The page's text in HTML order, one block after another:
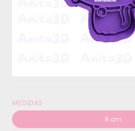
MEDIDAS
8 cm